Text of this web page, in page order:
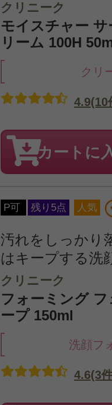
クリニーク
モイスチャー
リーム 100H
クリ
4.9(10
カートに
P可 残り5点 人気
汚れをしっかり
はキープする洗
クリニーク
フォーミング
ープ 150ml
洗顔フ
4.6(3